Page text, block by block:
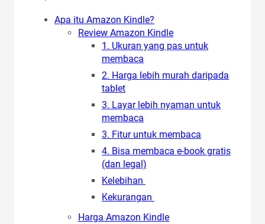
Apa itu Amazon Kindle?
Review Amazon Kindle
1. Ukuran yang pas untuk
membaca
2. Harga lebih murah daripada
tablet
3. Layar lebih nyaman untuk
membaca
3. Fitur untuk membaca
4. Bisa membaca e-book gratis
(dan legal)
Kelebihan
Kekurangan
Harga Amazon Kindle